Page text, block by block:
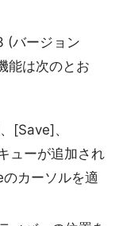
(バージョン
能は次のとお
[Save]、
ューが追加され
カーソルを適